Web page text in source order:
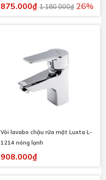
875.000₫ 1.180.000₫ 26%
Vòi lavabo chậu rửa mặt Luxta L-
1214 nóng lạnh
908.000₫